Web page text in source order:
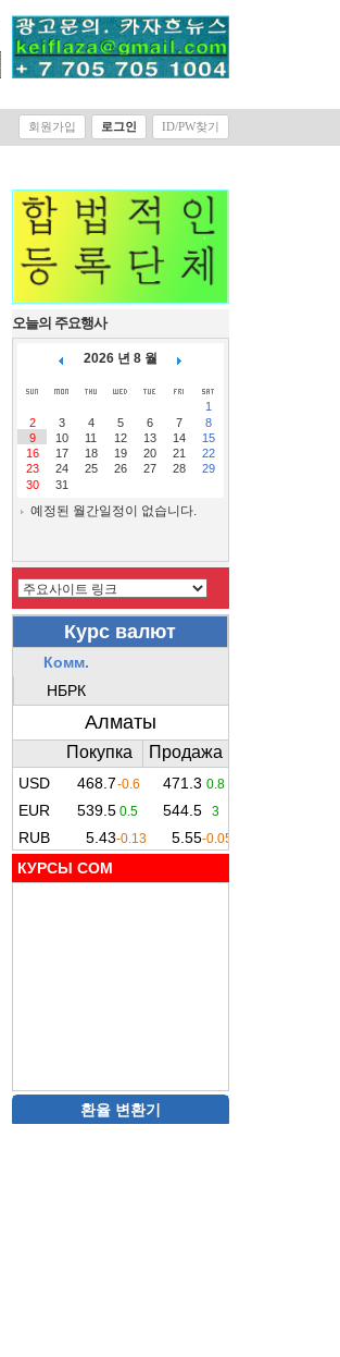
회원가입 로그인 ID/PW찾기
오늘의 주요행사
2026 년 8 월
1
2
3 4 5 6 7
8
9
10 11 12 13 14
15
16
17 18 19 20 21
22
23
24 25 26 27 28
29
30
31
예정된 월간일정이 없습니다.
КУРСЫ COM
환율 변환기